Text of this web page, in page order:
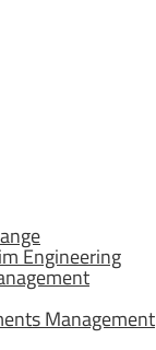
Engineering
Management